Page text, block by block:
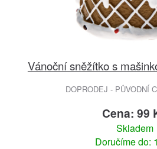
Vánoční sněžítko s
DOPRODEJ - PŮVODNÍ
Cena: 99
Skladem
Doručíme do: